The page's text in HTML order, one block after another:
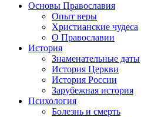
Основы Православия
Опыт веры
Христианские чудеса
О Православии
История
Знаменательные даты
История Церкви
История России
Зарубежная история
Психология
Болезнь и смерть